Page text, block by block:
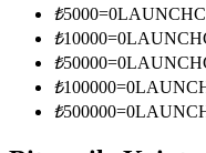
Bilgi
Ticaret bilgileri vb.
₺5000=0
₺10000=0
₺50000=0
₺100000=0
₺500000=0